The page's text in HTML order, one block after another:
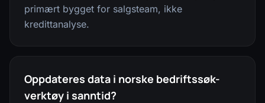
primært bygget for salgsteam, ikke
kredittanalyse.
Oppdateres data i norske bedriftssøk-
verktøy i sanntid?